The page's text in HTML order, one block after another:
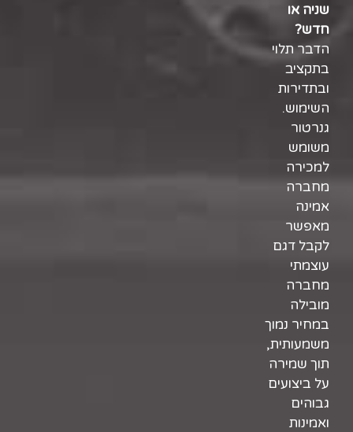
שניה או
חדש?
הדבר תלוי
בתקציב
ובתדירות
השימוש.
גנרטור
משומש
למכירה
מחברה
אמינה
מאפשר
לקבל דגם
עוצמתי
מחברה
מובילה
במחיר נמוך
משמעותית,
תוך שמירה
על ביצועים
גבוהים
ואמינות